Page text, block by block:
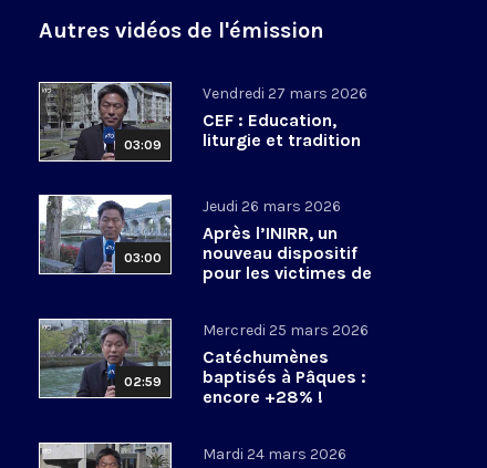
Autres vidéos de l'émission
03:09
Vendredi 27 mars 2026
CEF : Education,
liturgie et tradition
03:00
Jeudi 26 mars 2026
Après l’INIRR, un
nouveau dispositif
pour les victimes de
02:59
Mercredi 25 mars 2026
Catéchumènes
baptisés à Pâques :
encore +28% !
Mardi 24 mars 2026